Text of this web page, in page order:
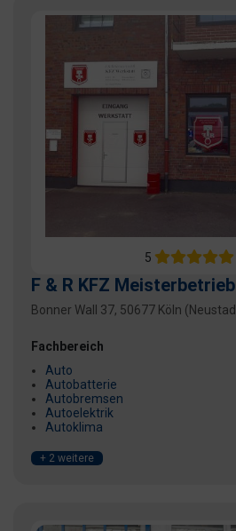
5
F & R KFZ
Bonner Wall 37, 50677 Köln
Fachbereich
Auto
Autobatterie
Autobremsen
Autoelektrik
Autoklima
+ 2 weitere